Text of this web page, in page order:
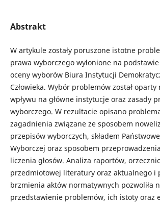
Abstrakt
W artykule zostały poruszone istotne
prawa wyborczego wyłonione na
oceny wyborów Biura Instytucji
Człowieka. Wybór problemów został
wpływu na główne instytucje oraz zasady
wyborczego. W rezultacie opisano
zagadnienia związane ze sposobem
przepisów wyborczych, składem
Wyborczej oraz sposobem
liczenia głosów. Analiza raportów,
przedmiotowej literatury oraz aktualnego i
brzmienia aktów normatywnych pozwoliła
przedstawienie problemów, ich istoty oraz